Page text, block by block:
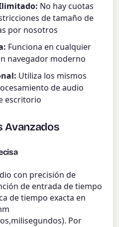
No hay cuotas
de tamaño de
por nosotros
Funciona en cualquier
navegador moderno
Utiliza los mismos
de audio
escritorio
Avanzados
con precisión de
de entrada de tiempo
de tiempo exacta en
Por